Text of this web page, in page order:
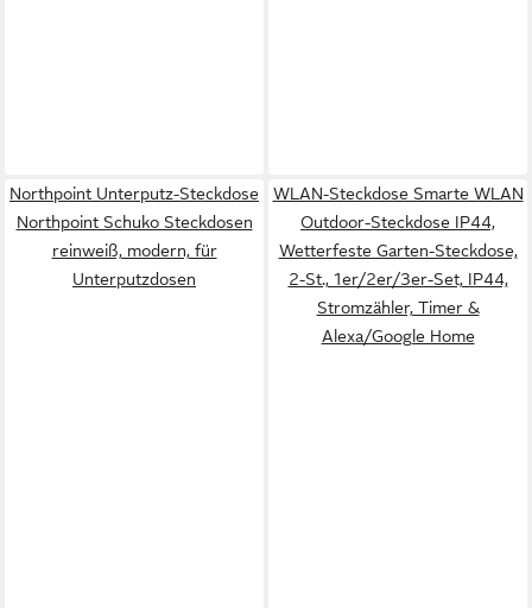
Northpoint Unterputz-Steckdose
Northpoint Schuko Steckdosen
reinweiß, modern, für
Unterputzdosen
WLAN-Steckdose Smarte WLAN
Outdoor-Steckdose IP44,
Wetterfeste Garten-Steckdose,
2-St., 1er/2er/3er-Set, IP44,
Stromzähler, Timer &
Alexa/Google Home